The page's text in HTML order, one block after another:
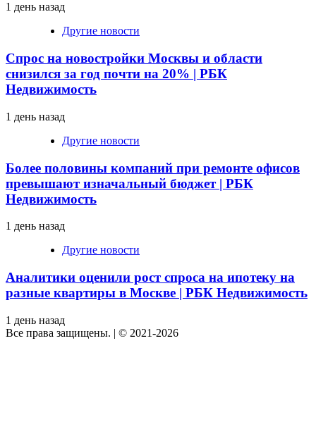
1 день назад
Другие новости
Спрос на новостройки Москвы и области
снизился за год почти на 20% | РБК
Недвижимость
1 день назад
Другие новости
Более половины компаний при ремонте офисов
превышают изначальный бюджет | РБК
Недвижимость
1 день назад
Другие новости
Аналитики оценили рост спроса на ипотеку на
разные квартиры в Москве | РБК Недвижимость
1 день назад
Все права защищены. | © 2021-2026